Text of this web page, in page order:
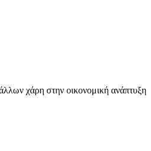
χάρη στην οικονομική ανάπτυξη